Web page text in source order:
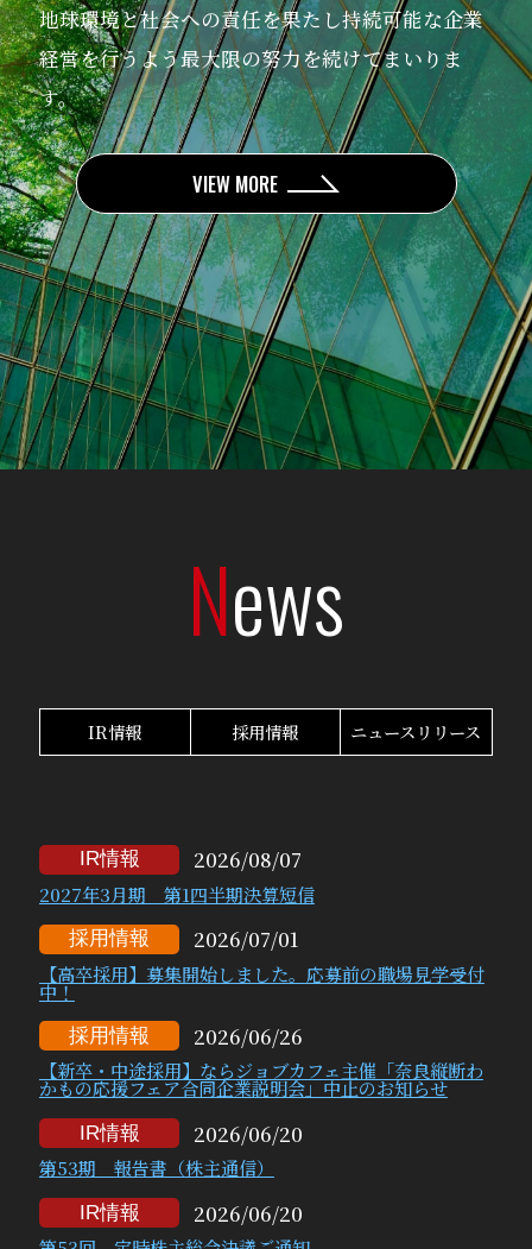
地球環境と社会への責任を果たし持続可能な企業
経営を行うよう最大限の努力を続けてまいりま
す。
VIEW MORE
News
IR情報 採用情報 ニュースリリース
IR情報 2026/08/07
2027年3月期 第1四半期決算短信
採用情報 2026/07/01
【高卒採用】募集開始しました。応募前の職場見学受付
中！
採用情報 2026/06/26
【新卒・中途採用】ならジョブカフェ主催「奈良縦断わ
かもの応援フェア合同企業説明会」中止のお知らせ
IR情報 2026/06/20
第53期 報告書（株主通信）
IR情報 2026/06/20